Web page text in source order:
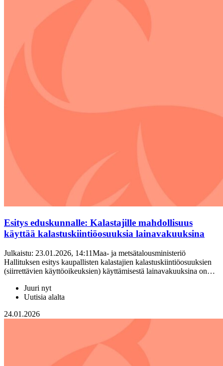
Esitys eduskunnalle: Kalastajille mahdollisuus
käyttää kalastuskiintiöosuuksia lainavakuuksina
Julkaistu: 23.01.2026, 14:11Maa- ja metsätalousministeriö
Hallituksen esitys kaupallisten kalastajien kalastuskiintiöosuuksien
(siirrettävien käyttöoikeuksien) käyttämisestä lainavakuuksina on…
Juuri nyt
Uutisia alalta
24.01.2026